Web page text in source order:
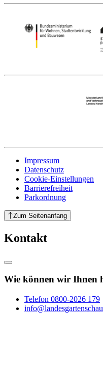
Impressum
Datenschutz
Cookie-Einstellungen
Barrierefreiheit
Parkordnung
Zum Seitenanfang
Kontakt
Wie können wir Ihnen
Telefon 0800-2026 179